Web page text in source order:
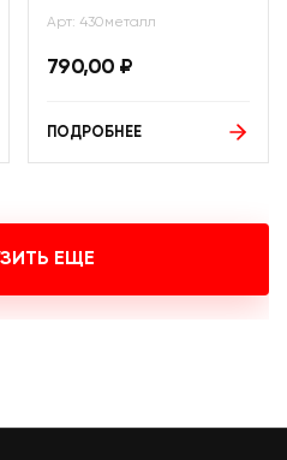
Арт: 430металл
790,00 ₽
ПОДРОБНЕЕ
ЕЩЕ